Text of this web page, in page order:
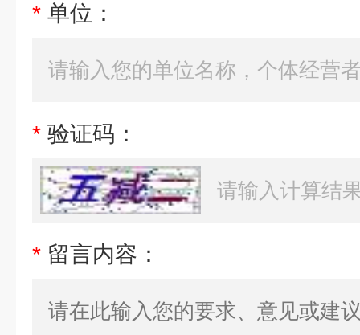
* 单位：
* 验证码：
* 留言内容：